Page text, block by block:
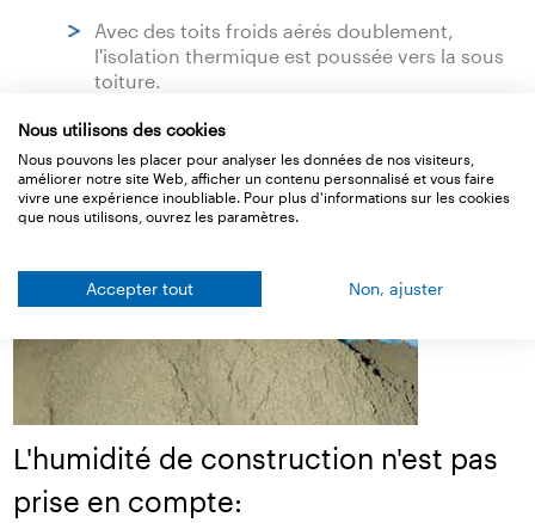
Avec des toits froids aérés doublement,
l'isolation thermique est poussée vers la sous
toiture.
L'humidité de construction n'est pas
prise en compte:
Nous utilisons des cookies
Nous pouvons les placer pour analyser les données de nos visiteurs,
améliorer notre site Web, afficher un contenu personnalisé et vous faire
vivre une expérience inoubliable. Pour plus d'informations sur les cookies
que nous utilisons, ouvrez les paramètres.
Accepter tout Non, ajuster